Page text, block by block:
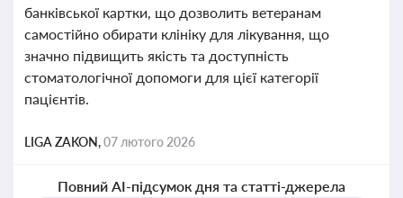
банківської картки, що дозволить ветеранам
самостійно обирати клініку для лікування, що
значно підвищить якість та доступність
стоматологічної допомоги для цієї категорії
пацієнтів.
LIGA ZAKON,07 лютого 2026
Повний AI-підсумок дня та статті-джерела